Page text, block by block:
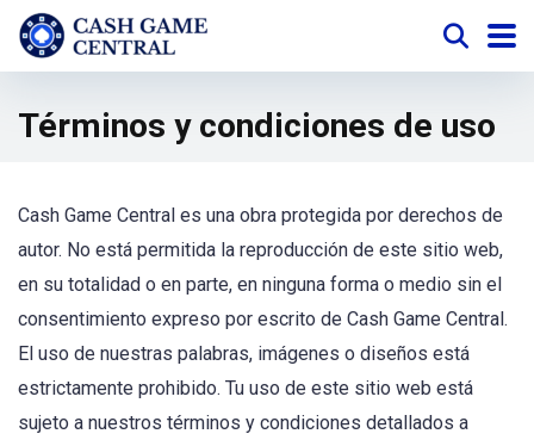
Términos y condiciones de uso
Cash Game Central es una obra protegida por derechos de
autor. No está permitida la reproducción de este sitio web,
en su totalidad o en parte, en ninguna forma o medio sin el
consentimiento expreso por escrito de Cash Game Central.
El uso de nuestras palabras, imágenes o diseños está
estrictamente prohibido. Tu uso de este sitio web está
sujeto a nuestros términos y condiciones detallados a